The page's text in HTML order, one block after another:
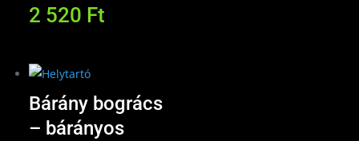
2 520 Ft
Bárány bogrács
– bárányos